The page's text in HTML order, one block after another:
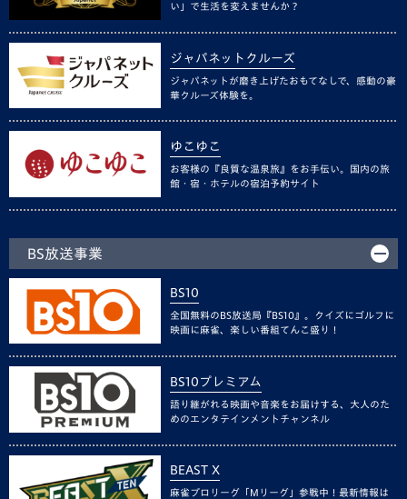
い」で生活を変えませんか？
ジャパネットクルーズ
ジャパネットが磨き上げたおもてなしで、感動の豪
華クルーズ体験を。
ゆこゆこ
お客様の『良質な温泉旅』をお手伝い。国内の旅
館・宿・ホテルの宿泊予約サイト
BS放送事業
BS10
全国無料のBS放送局『BS10』。クイズにゴルフに
映画に麻雀、楽しい番組てんこ盛り！
BS10プレミアム
語り継がれる映画や音楽をお届けする、大人のた
めのエンタテインメントチャンネル
BEAST X
麻雀プロリーグ「Mリーグ」参戦中！最新情報は